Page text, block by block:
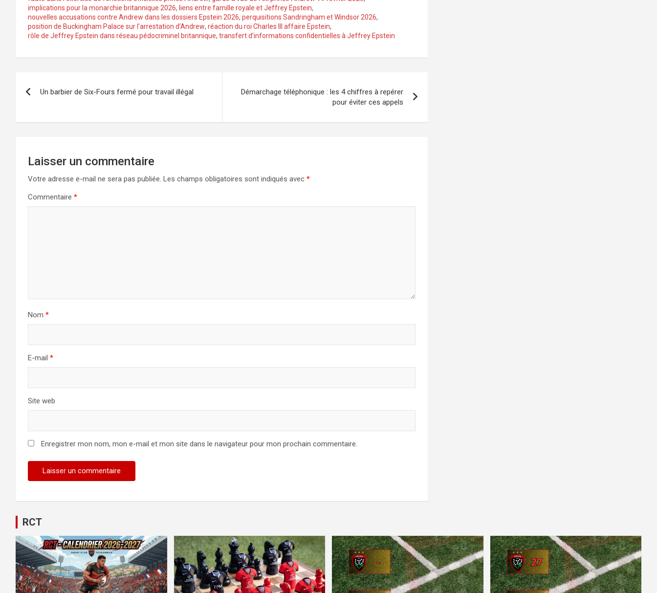
implications pour la monarchie britannique 2026, liens entre famille royale et Jeffrey Epstein,
nouvelles accusations contre Andrew dans les dossiers Epstein 2026, perquisitions Sandringham et Windsor 2026,
position de Buckingham Palace sur l’arrestation d’Andrew, réaction du roi Charles III affaire Epstein,
rôle de Jeffrey Epstein dans réseau pédocriminel britannique, transfert d’informations confidentielles à Jeffrey Epstein
de
l’article
Un barbier de Six-Fours fermé pour travail illégal
Démarchage téléphonique : les 4 chiffres à repérer
pour éviter ces appels
Laisser un commentaire
Votre adresse e-mail ne sera pas publiée. Les champs obligatoires sont indiqués avec *
Commentaire *
Nom *
E-mail *
Site web
Enregistrer mon nom, mon e-mail et mon site dans le navigateur pour mon prochain commentaire.
RCT